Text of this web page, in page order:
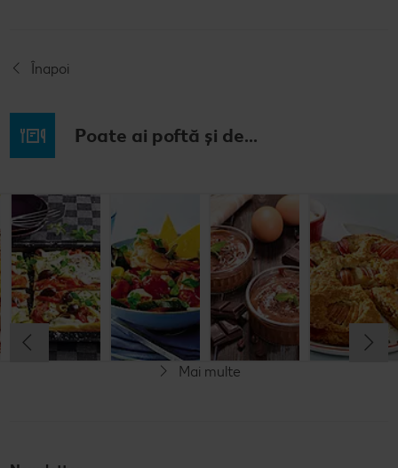
Înapoi
Poate ai poftă și de...
Budincă
italiană de
orez cu salată
de fructe
Cel mult 60 minute
Simplu
Clătite cu
legume și
mozzarella
Cel mult 30 minute
Simplu
Tocană
italienească
de pește
Cel mult 60 minute
Simplu
Cremă la
Cel mult 60 minute
Simplu
Mai multe